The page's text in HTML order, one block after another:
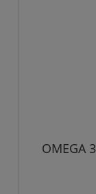
OMEGA